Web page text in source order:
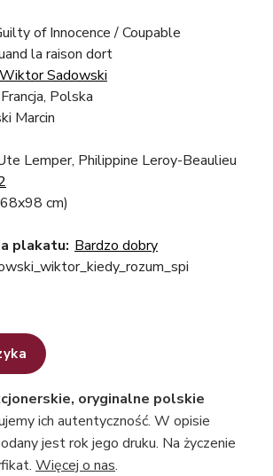
of Innocence / Coupable
la raison dort
Wiktor Sadowski
Polska
Marcin
Lemper, Philippine Leroy-Beaulieu
cm)
plakatu: Bardzo dobry
oryginalne polskie
ich autentyczność. W opisie
jest rok jego druku. Na życzenie
Więcej o nas.